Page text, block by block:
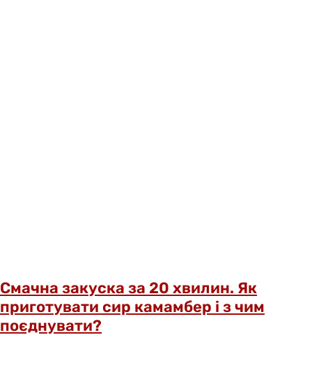
Смачна закуска за 20 хвилин. Як
приготувати сир камамбер і з чим
поєднувати?